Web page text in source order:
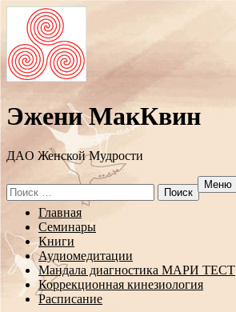
Эжени МакКвин
ДAO Женской Мудрости
Search
for:
Меню
Перейти
содержанию
Главная
Семинары
Книги
Аудиомедитации
Мандала диагностика МАРИ ТЕСТ
Коррекционная кинезиология
Расписание